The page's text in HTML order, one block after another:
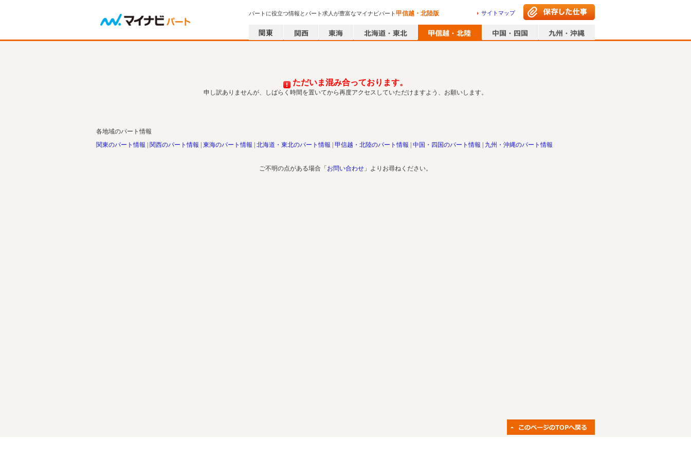
パートに役立つ情報とパート求人が豊富なマイナビパート甲信越・北陸版 サイトマップ
ただいま混み合っております。
申し訳ありませんが、しばらく時間を置いてから再度アクセスしていただけますよう、お願いします。
各地域のパート情報
関東のパート情報
関西のパート情報 東海のパート情報 北海道・東北のパート情報 甲信越・北陸のパート情報 中国・四国のパート情報 九州・沖縄のパート情報
ご不明の点がある場合「 お問い合わせ 」よりお尋ねください。